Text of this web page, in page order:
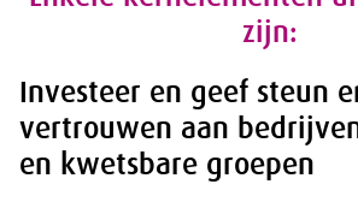
zijn:
Investeer en geef steun
vertrouwen aan
en kwetsbare groepen